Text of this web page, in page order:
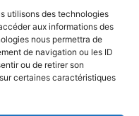
utilisons des technologies
aux informations des
nous permettra de
de navigation ou les ID
ou de retirer son
certaines caractéristiques